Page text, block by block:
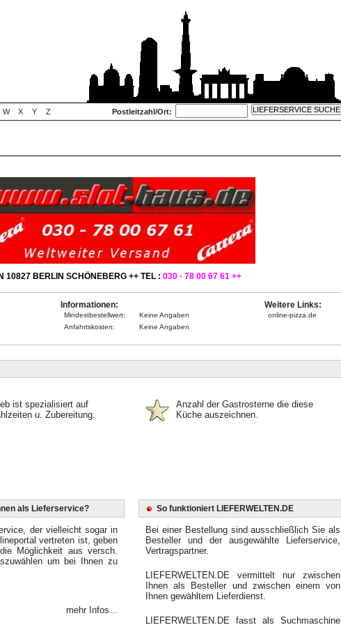
W X Y Z Postleitzahl/Ort:
10827 BERLIN SCHÖNEBERG ++ TEL : 030 - 78 00 67 61 ++
Informationen:
Mindestbestellwert:
Keine Angaben
Anfahrtskosten:
Keine Angaben
Weitere Links:
online-pizza.de
ist spezialisiert auf
u. Zubereitung.
Anzahl der Gastrosterne die diese
Küche auszeichnen.
als Lieferservice?
der vielleicht sogar in
vertreten ist, geben
Möglichkeit aus versch.
um bei Ihnen zu
mehr Infos...
So funktioniert LIEFERWELTEN.DE
Bei einer Bestellung sind ausschließlich Sie als
Besteller und der ausgewählte Lieferservice,
Vertragspartner.
LIEFERWELTEN.DE vermittelt nur zwischen
Ihnen als Besteller und zwischen einem von
Ihnen gewähltem Lieferdienst.
LIEFERWELTEN.DE fasst als Suchmaschine